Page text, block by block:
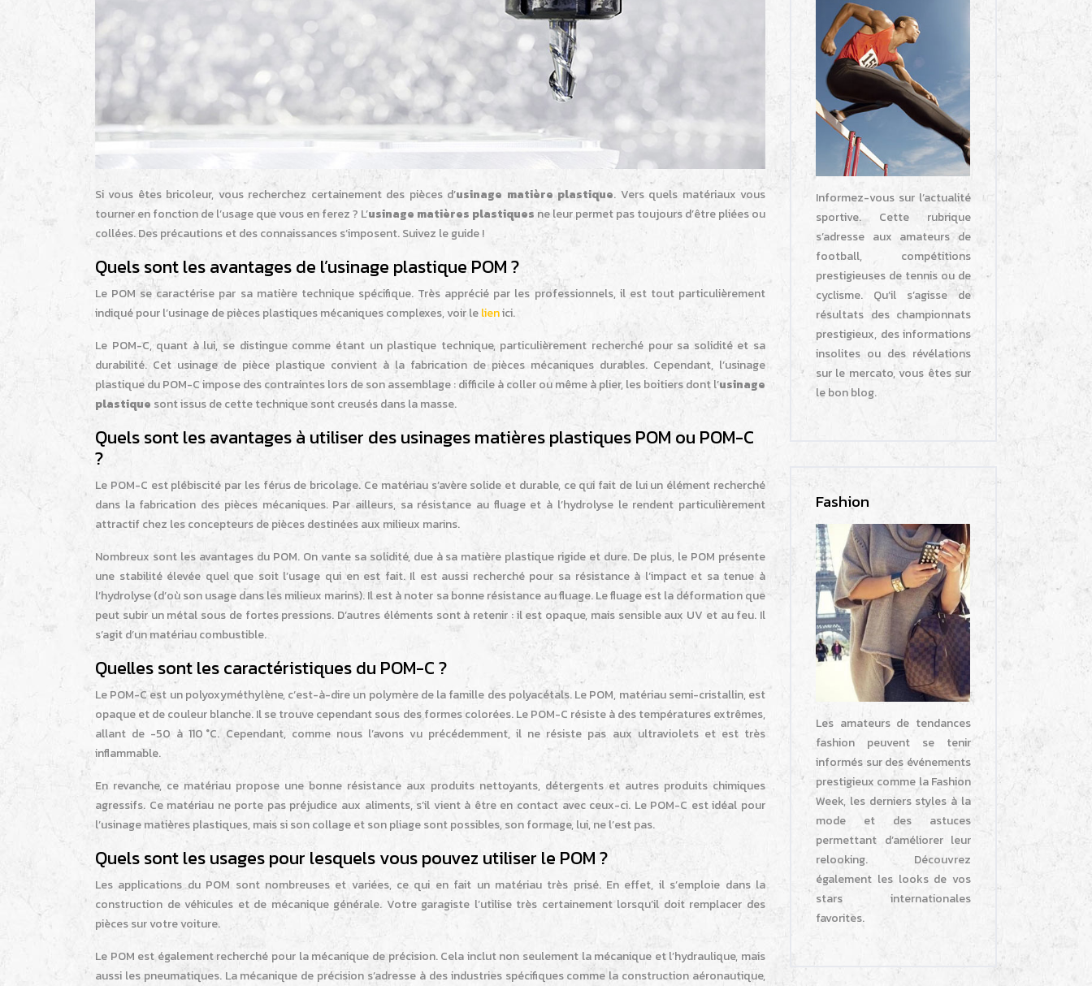
Si vous êtes bricoleur, vous recherchez certainement des pièces d’usinage matière plastique. Vers quels matériaux vous
tourner en fonction de l’usage que vous en ferez ? L’usinage matières plastiques ne leur permet pas toujours d’être pliées ou
collées. Des précautions et des connaissances s’imposent. Suivez le guide !
Quels sont les avantages de l’usinage plastique POM ?
Le POM se caractérise par sa matière technique spécifique. Très apprécié par les professionnels, il est tout particulièrement
indiqué pour l’usinage de pièces plastiques mécaniques complexes, voir lelienici.
Le POM-C, quant à lui, se distingue comme étant un plastique technique, particulièrement recherché pour sa solidité et sa
durabilité. Cet usinage de pièce plastique convient à la fabrication de pièces mécaniques durables. Cependant, l’usinage
plastique du POM-C impose des contraintes lors de son assemblage : difficile à coller ou même à plier, les boitiers dont l’usinage
plastique sont issus de cette technique sont creusés dans la masse.
Quels sont les avantages à utiliser des usinages matières plastiques POM ou POM-C
?
Le POM-C est plébiscité par les férus de bricolage. Ce matériau s’avère solide et durable, ce qui fait de lui un élément recherché
dans la fabrication des pièces mécaniques. Par ailleurs, sa résistance au fluage et à l’hydrolyse le rendent particulièrement
attractif chez les concepteurs de pièces destinées aux milieux marins.
Nombreux sont les avantages du POM. On vante sa solidité, due à sa matière plastique rigide et dure. De plus, le POM présente
une stabilité élevée quel que soit l’usage qui en est fait. Il est aussi recherché pour sa résistance à l’impact et sa tenue à
l’hydrolyse (d’où son usage dans les milieux marins). Il est à noter sa bonne résistance au fluage. Le fluage est la déformation que
peut subir un métal sous de fortes pressions. D’autres éléments sont à retenir : il est opaque, mais sensible aux UV et au feu. Il
s’agit d’un matériau combustible.
Quelles sont les caractéristiques du POM-C ?
Le POM-C est un polyoxyméthylène, c’est-à-dire un polymère de la famille des polyacétals. Le POM, matériau semi-cristallin, est
opaque et de couleur blanche. Il se trouve cependant sous des formes colorées. Le POM-C résiste à des températures extrêmes,
allant de -50 à 110 °C. Cependant, comme nous l’avons vu précédemment, il ne résiste pas aux ultraviolets et est très
inflammable.
En revanche, ce matériau propose une bonne résistance aux produits nettoyants, détergents et autres produits chimiques
agressifs. Ce matériau ne porte pas préjudice aux aliments, s’il vient à être en contact avec ceux-ci. Le POM-C est idéal pour
l’usinage matières plastiques, mais si son collage et son pliage sont possibles, son formage, lui, ne l’est pas.
Quels sont les usages pour lesquels vous pouvez utiliser le POM ?
Les applications du POM sont nombreuses et variées, ce qui en fait un matériau très prisé. En effet, il s’emploie dans la
construction de véhicules et de mécanique générale. Votre garagiste l’utilise très certainement lorsqu’il doit remplacer des
pièces sur votre voiture.
Le POM est également recherché pour la mécanique de précision. Cela inclut non seulement la mécanique et l’hydraulique, mais
aussi les pneumatiques. La mécanique de précision s’adresse à des industries spécifiques comme la construction aéronautique,
Informez-vous sur l’actualité
sportive. Cette rubrique
s’adresse aux amateurs de
football, compétitions
prestigieuses de tennis ou de
cyclisme. Qu’il s’agisse de
résultats des championnats
prestigieux, des informations
insolites ou des révélations
sur le mercato, vous êtes sur
le bon blog.
Fashion
Les amateurs de tendances
fashion peuvent se tenir
informés sur des événements
prestigieux comme la Fashion
Week, les derniers styles à la
mode et des astuces
permettant d’améliorer leur
relooking. Découvrez
également les looks de vos
stars internationales
favorites.